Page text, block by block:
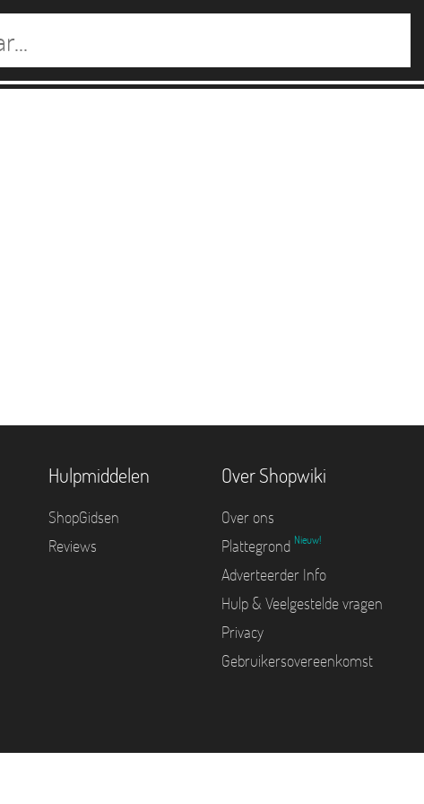
Hulpmiddelen
ShopGidsen
Reviews
Over Shopwiki
Over ons
Plattegrond Nieuw!
Adverteerder Info
Hulp & Veelgestelde vragen
Privacy
Gebruikersovereenkomst